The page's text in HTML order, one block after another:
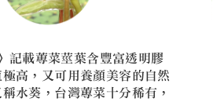
記載蓴菜莖葉含豐富透明膠
高，又可用養顏美容的自然
水葵，台灣蓴菜十分稀有，